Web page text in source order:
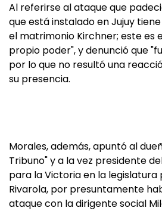
Al referirse al ataque que
que está instalado en Jujuy
el matrimonio Kirchner; este es
propio poder", y denunció que
por lo que no resultó una
su presencia.
Morales, además, apuntó al
Tribuno" y a la vez presidente
para la Victoria en la legislatura
Rivarola, por presuntamente
ataque con la dirigente social